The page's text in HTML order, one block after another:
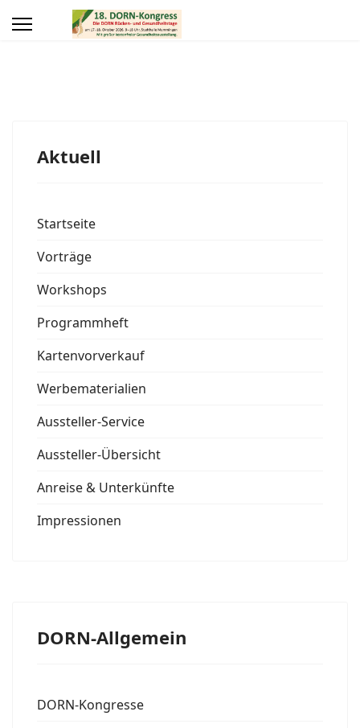
Aktuell
Startseite
Vorträge
Workshops
Programmheft
Kartenvorverkauf
Werbematerialien
Aussteller-Service
Aussteller-Übersicht
Anreise & Unterkünfte
Impressionen
DORN-Allgemein
DORN-Kongresse